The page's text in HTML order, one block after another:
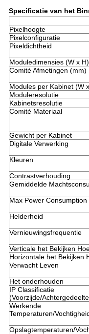
Specificatie van het
Pixelhoogte
Pixelconfiguratie
Pixeldichtheid
Moduledimensies (W x
Comité Afmetingen (mm)
Modules per Kabinet (W
Moduleresolutie
Kabinetsresolutie
Comité Materiaal
Gewicht per Kabinet
Digitale Verwerking
Kleuren
Contrastverhouding
Gemiddelde
Max Power Consumption
Helderheid
Vernieuwingsfrequentie
Verticale het Bekijken
Horizontale het Bekijken
Verwacht Leven
Het onderhouden
IP Classificatie
(Voorzijde/
Werkende
Temperaturen/
Opslagtemperaturen/